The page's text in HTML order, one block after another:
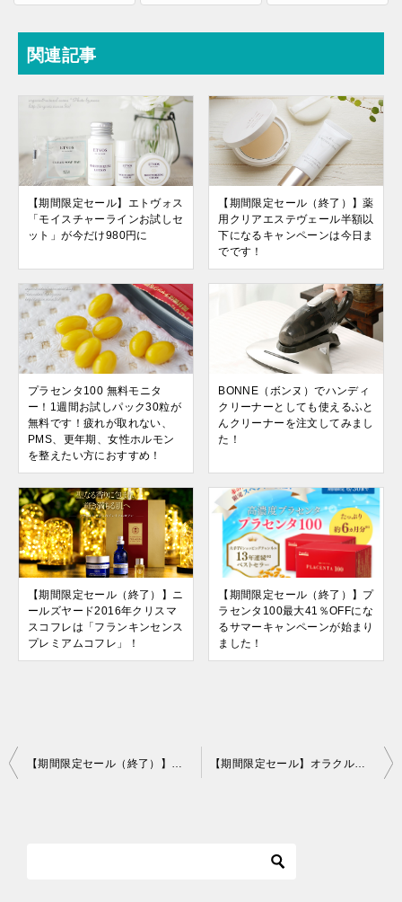
関連記事
【期間限定セール】エトヴォス
「モイスチャーラインお試しセ
ット」が今だけ980円に
【期間限定セール（終了）】薬
用クリアエステヴェール半額以
下になるキャンペーンは今日ま
でです！
プラセンタ100 無料モニタ
ー！1週間お試しパック30粒が
無料です！疲れが取れない、
PMS、更年期、女性ホルモン
を整えたい方におすすめ！
BONNE（ボンヌ）でハンディ
クリーナーとしても使えるふと
んクリーナーを注文してみまし
た！
【期間限定セール（終了）】ニ
ールズヤード2016年クリスマ
スコフレは「フランキンセンス
プレミアムコフレ」！
【期間限定セール（終了）】プ
ラセンタ100最大41％OFFにな
るサマーキャンペーンが始まり
ました！
投
【期間限定セール（終了）】マルサンアイ豆乳の日キャンペーン！＋12円でもう1セットや春なトレンドセットが買えちゃいます！ 【期間限定セール】オラクルのトライアルセットに1枚1,500円の高級シートマスク1枚プレゼントキャンペーン実施中！